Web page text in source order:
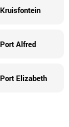
Kruisfontein
Port Alfred
Port Elizabeth